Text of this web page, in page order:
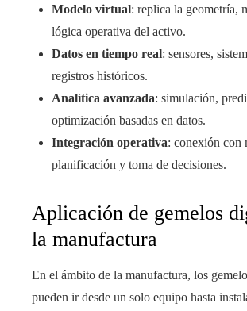
Modelo virtual: replica la geometría,
lógica operativa del activo.
Datos en tiempo real: sensores,
registros históricos.
Analítica avanzada: simulación,
optimización basadas en datos.
Integración operativa: conexión con
planificación y toma de decisiones.
Aplicación de gemelos
la manufactura
En el ámbito de la manufactura, los
pueden ir desde un solo equipo hasta